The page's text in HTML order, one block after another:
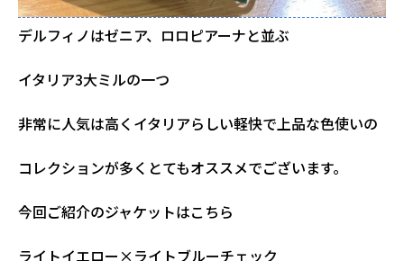
デルフィノはゼニア、ロロピアーナと並ぶ
イタリア3大ミルの一つ
非常に人気は高くイタリアらしい軽快で上品な色使いの
コレクションが多くとてもオススメでございます。
今回ご紹介のジャケットはこちら
ライトイエロー×ライトブルーチェック